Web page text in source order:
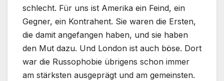
schlecht. Für uns ist Amerika ein Feind, ein
Gegner, ein Kontrahent. Sie waren die Ersten,
die damit angefangen haben, und sie haben
den Mut dazu. Und London ist auch böse. Dort
war die Russophobie übrigens schon immer
am stärksten ausgeprägt und am gemeinsten.